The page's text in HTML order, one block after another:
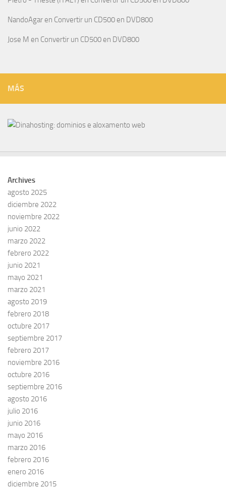
NandoAgar en Convertir un CD500 en DVD800
Jose M en Convertir un CD500 en DVD800
MÁS
Archives
agosto 2025
diciembre 2022
noviembre 2022
junio 2022
marzo 2022
febrero 2022
junio 2021
mayo 2021
marzo 2021
agosto 2019
febrero 2018
octubre 2017
septiembre 2017
febrero 2017
noviembre 2016
octubre 2016
septiembre 2016
agosto 2016
julio 2016
junio 2016
mayo 2016
marzo 2016
febrero 2016
enero 2016
diciembre 2015